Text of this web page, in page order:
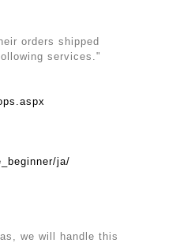
orders shipped
services."
ja/
we will handle this